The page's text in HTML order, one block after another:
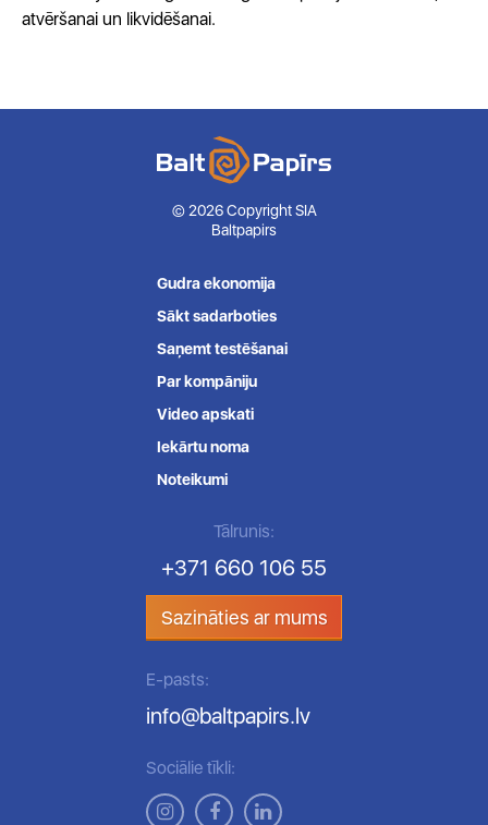
atvēršanai un likvidēšanai.
© 2026 Copyright SIA
Baltpapirs
Gudra ekonomija
Sākt sadarboties
Saņemt testēšanai
Par kompāniju
Video apskati
Iekārtu noma
Noteikumi
Tālrunis:
+371 660 106 55
Sazināties ar mums
E-pasts:
info@baltpapirs.lv
Sociālie tīkli: